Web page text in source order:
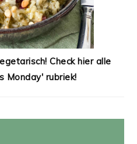
Check hier alle
Monday' rubriek!